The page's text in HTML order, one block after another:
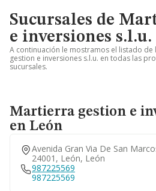
Sucursales de
e inversiones s.l.u.
A continuación le mostramos el listado de
gestion e inversiones s.l.u. en todas las
sucursales.
Martierra gestion e
en León
Avenida Gran Via De San
24001, León, León
987225569
987225569